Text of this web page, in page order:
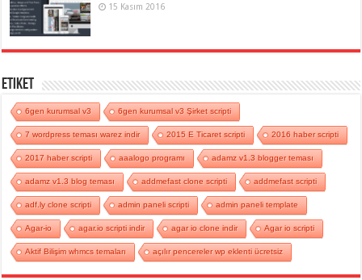
15 Kasım 2016
Etiket
6gen kurumsal v3 6gen kurumsal v3 Şirket scripti
7 wordpress teması warez indir 2015 E Ticaret scripti 2016 haber scripti
2017 haber scripti aaalogo programı adamz v1.3 blogger teması
adamz v1.3 blog teması addmefast clone scripti addmefast scripti
adf.ly clone scripti admin paneli scripti admin paneli template
Agar-io agar.io scripti indir agar io clone indir Agar io scripti
Aktif Bilişim whmcs temaları açılır pencereler wp eklenti ücretsiz